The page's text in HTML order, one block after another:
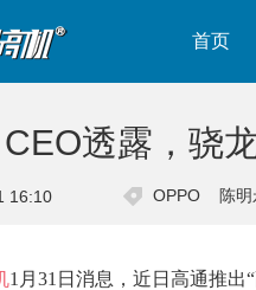
首页
透露，骁
16:10 OPPO 陈明
1月31日消息，近日高通推